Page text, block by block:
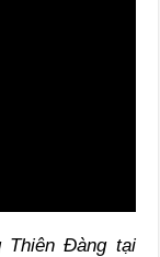
Thiên Đàng tại